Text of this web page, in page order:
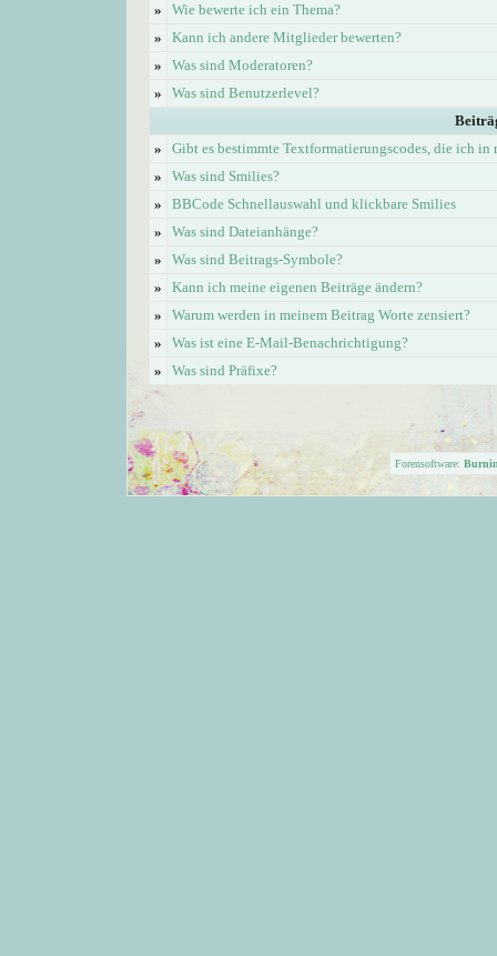
»
Wie bewerte ich ein Thema?
»
Kann ich andere Mitglieder bewerten?
»
Was sind Moderatoren?
»
Was sind Benutzerlevel?
»
Gibt es bestimmte Textformatierungscodes, die ich
»
Was sind Smilies?
»
BBCode Schnellauswahl und klickbare Smilies
»
Was sind Dateianhänge?
»
Was sind Beitrags-Symbole?
»
Kann ich meine eigenen Beiträge ändern?
»
Warum werden in meinem Beitrag Worte zensiert?
»
Was ist eine E-Mail-Benachrichtigung?
»
Was sind Präfixe?
Forensoftware: